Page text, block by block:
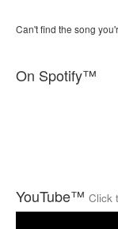
Can't find the song
On Spotify™
YouTube™ Click